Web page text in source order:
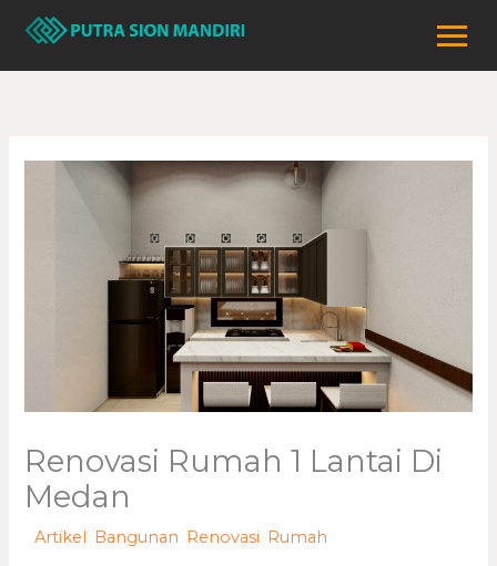
Lewati
konten
Renovasi Rumah 1 Lantai Di
Medan
/Artikel Bangunan Renovasi Rumah